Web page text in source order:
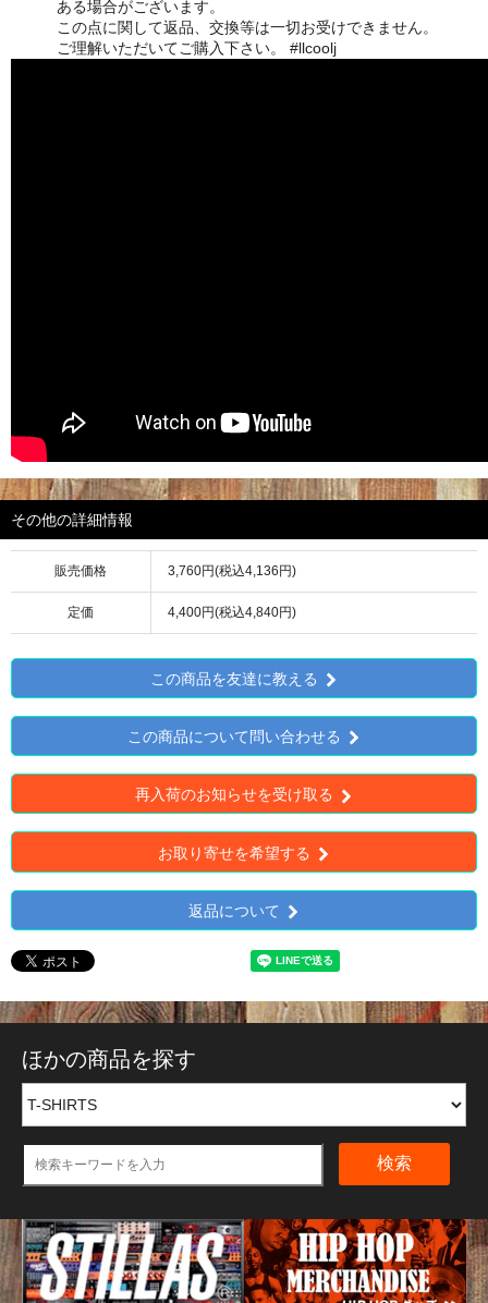
ある場合がございます。
この点に関して返品、交換等は一切お受けできません。
ご理解いただいてご購入下さい。 #llcoolj
その他の詳細情報
販売価格 3,760円(税込4,136円)
定価 4,400円(税込4,840円)
この商品を友達に教える
この商品について問い合わせる
再入荷のお知らせを受け取る
お取り寄せを希望する
返品について
ほかの商品を探す
検索